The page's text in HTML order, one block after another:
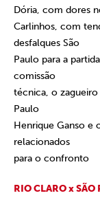
Dória, com dores
Carlinhos, com
desfalques São
Paulo para a
comissão
técnica, o
Paulo
Henrique Ganso e
relacionados
para o confronto
RIO CLARO x SÃO